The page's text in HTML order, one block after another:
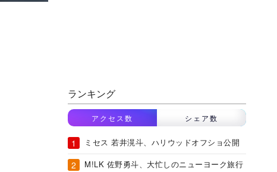
ランキング
アクセス数 シェア数
ミセス 若井滉斗、ハリウッドオフショ公開
M!LK 佐野勇斗、大忙しのニューヨーク旅行